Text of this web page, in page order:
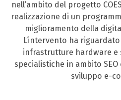
nell’ambito del progetto
realizzazione di un
miglioramento della
L’intervento ha
infrastrutture hardware e
specialistiche in ambito
sviluppo e-